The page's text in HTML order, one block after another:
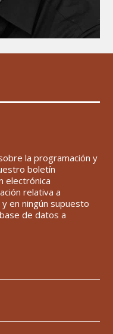
la programación y
boletín
electrónica
relativa a
en ningún supuesto
de datos a